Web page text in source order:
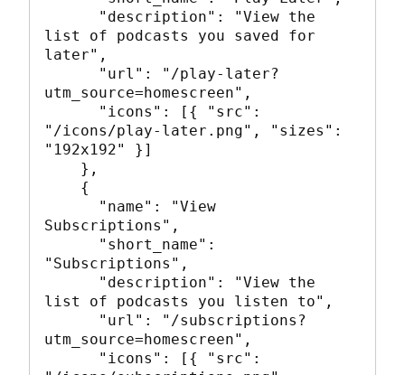
list of podcasts you saved for
later",
utm_source=homescreen",
"/icons/play-later.png", "sizes":
"192x192" }]
Subscriptions",
"Subscriptions",
list of podcasts you listen to",
utm_source=homescreen",